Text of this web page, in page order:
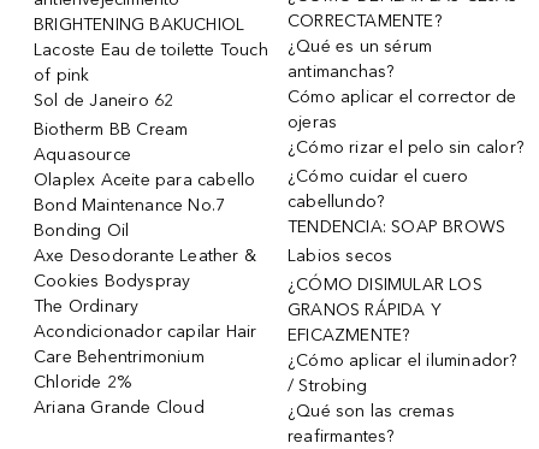
BRIGHTENING BAKUCHIOL
Lacoste Eau de toilette Touch
of pink
Sol de Janeiro 62
Biotherm BB Cream
Aquasource
Olaplex Aceite para cabello
Bond Maintenance No.7
Bonding Oil
Axe Desodorante Leather &
Cookies Bodyspray
The Ordinary
Acondicionador capilar Hair
Care Behentrimonium
Chloride 2%
Ariana Grande Cloud
CORRECTAMENTE?
¿Qué es un sérum
antimanchas?
Cómo aplicar el corrector de
ojeras
¿Cómo rizar el pelo sin calor?
¿Cómo cuidar el cuero
cabellundo?
TENDENCIA: SOAP BROWS
Labios secos
¿CÓMO DISIMULAR LOS
GRANOS RÁPIDA Y
EFICAZMENTE?
¿Cómo aplicar el iluminador?
/ Strobing
¿Qué son las cremas
reafirmantes?